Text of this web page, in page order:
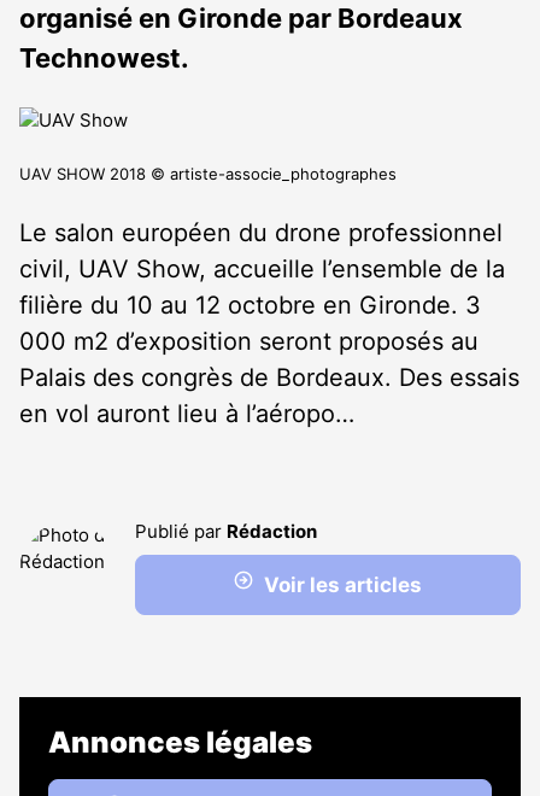
organisé en Gironde par Bordeaux
Technowest.
UAV SHOW 2018 © artiste-associe_photographes
Le salon européen du drone professionnel
civil, UAV Show, accueille l’ensemble de la
filière du 10 au 12 octobre en Gironde. 3
000 m2 d’exposition seront proposés au
Palais des congrès de Bordeaux. Des essais
en vol auront lieu à l’aéropo…
Publié par Rédaction
Voir les articles
Annonces légales